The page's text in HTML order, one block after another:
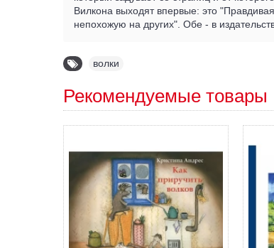
Вилкона выходят впервые: это
непохожую на других". Обе - в
волки
Рекомендуемые товары